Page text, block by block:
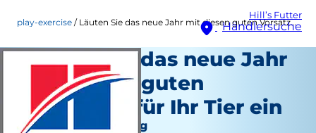
Hill’s Futter
Händlersuche
play-exercise Läuten Sie das neue Jahr mit diesen guten Vorsätzen für Ihr Tier ein
Läuten Sie das neue Jahr
mit diesen guten
Vorsätzen für Ihr Tier ein
Spiel und Bewegung